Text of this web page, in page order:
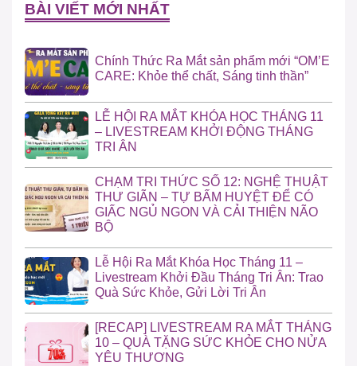
BÀI VIẾT MỚI NHẤT
Chính Thức Ra Mắt sản phẩm mới “OM’E
CARE: Khỏe thể chất, Sáng tinh thần”
LỄ HỘI RA MẮT KHÓA HỌC THÁNG 11
– LIVESTREAM KHỞI ĐỘNG THÁNG
TRI ÂN
CHẠM TRI THỨC SỐ 12: NGHỆ THUẬT
THƯ GIÃN – TỰ BẤM HUYỆT ĐỂ CÓ
GIẤC NGỦ NGON VÀ CẢI THIỆN NÃO
BỘ
Lễ Hội Ra Mắt Khóa Học Tháng 11 –
Livestream Khởi Đầu Tháng Tri Ân: Trao
Quà Sức Khỏe, Gửi Lời Tri Ân
[RECAP] LIVESTREAM RA MẮT THÁNG
10 – QUÀ TẶNG SỨC KHỎE CHO NỬA
YÊU THƯƠNG